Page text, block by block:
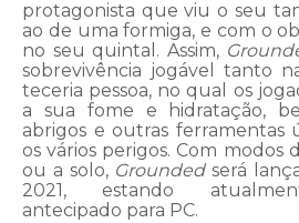
protagonista que viu o seu
ao de uma formiga, e com o
no seu quintal. Assim,
sobrevivência jogável tanto
teceria pessoa, no qual os
a sua fome e hidratação,
abrigos e outras ferramentas
os vários perigos. Com modos
ou a solo, Groundedserá
2021, estando
antecipado para PC.